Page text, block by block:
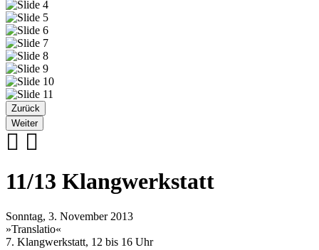
Zurück
Weiter
11/13 Klangwerkstatt
Sonntag, 3. November 2013
»Translatio«
7. Klangwerkstatt, 12 bis 16 Uhr